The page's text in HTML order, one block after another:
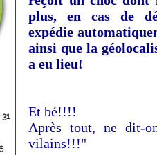
31
plus, en cas de
expédie
ainsi que la
a eu lieu!
Et bé!!!!
Après tout, ne dit-
vilains!!!"